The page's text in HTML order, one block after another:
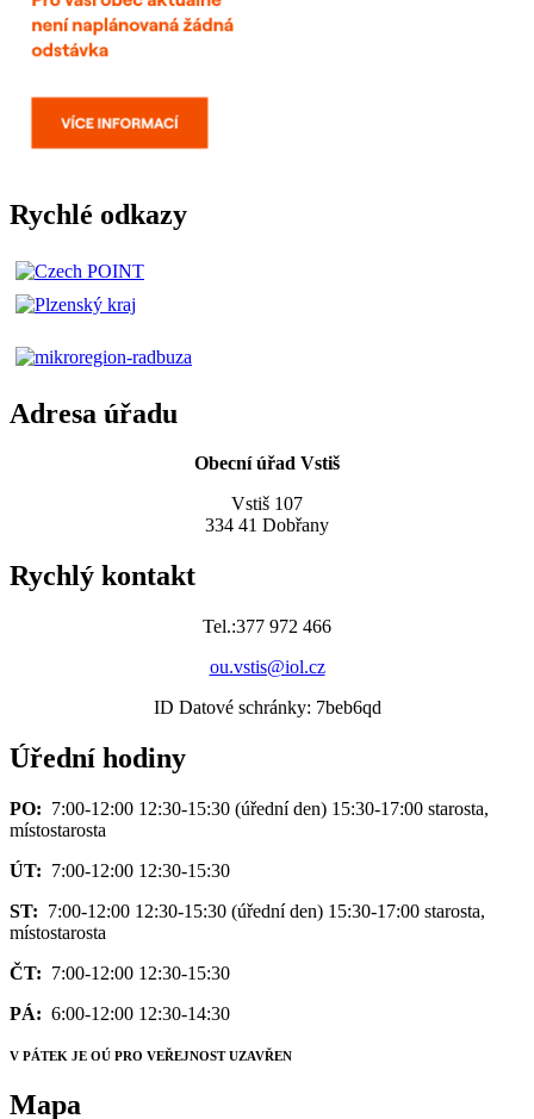
Rychlé odkazy
Adresa úřadu
Obecní úřad Vstiš
Vstiš 107
334 41 Dobřany
Rychlý kontakt
Tel.:377 972 466
ou.vstis@iol.cz
ID Datové schránky: 7beb6qd
Úřední hodiny
PO: 7:00-12:00 12:30-15:30 (úřední den) 15:30-17:00 starosta,
místostarosta
ÚT: 7:00-12:00 12:30-15:30
ST: 7:00-12:00 12:30-15:30 (úřední den) 15:30-17:00 starosta,
místostarosta
ČT: 7:00-12:00 12:30-15:30
PÁ: 6:00-12:00 12:30-14:30
V PÁTEK JE OÚ PRO VEŘEJNOST UZAVŘEN
Mapa